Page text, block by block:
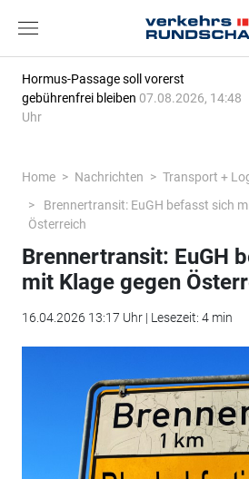
Hormus-Passage soll vorerst
gebührenfrei bleiben 07.08.2026, 14:48
Uhr
Home Nachrichten
Transport +
Brennertransit: EuGH befasst sich
Österreich
Brennertransit: EuGH
mit Klage gegen
16.04.2026 13:17 Uhr | Lesezeit: 4 min